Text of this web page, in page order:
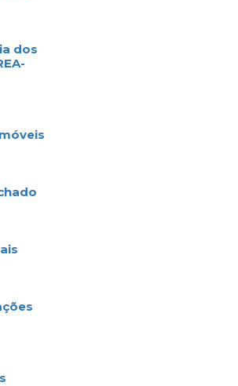
dos